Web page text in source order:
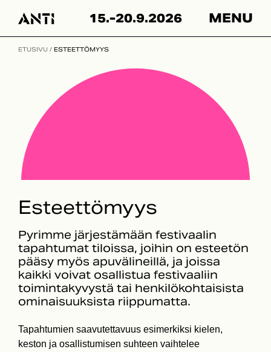
content
15.-20.9.2026 MENU
ETUSIVU / ESTEETTÖMYYS
Esteettömyys
Pyrimme järjestämään festivaalin
tapahtumat tiloissa, joihin on esteetön
pääsy myös apuvälineillä, ja joissa
kaikki voivat osallistua festivaaliin
toimintakyvystä tai henkilökohtaisista
ominaisuuksista riippumatta.
Tapahtumien saavutettavuus esimerkiksi kielen,
keston ja osallistumisen suhteen vaihtelee